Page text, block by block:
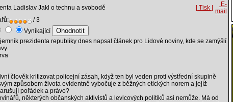
Ladislav Jakl o technu a svobodě | Tisk |
E-
mail
/ 3
Vynikající
prezidenta republiky dnes napsal článek pro Lidové noviny, kde se zamýšlí
člověk kritizovat policejní zásah, když ten byl veden proti výstřední skupině
způsobem života evidentně vybočuje z běžných etických norem a jejíž
pořádek a právo?
některých občanských aktivistů a levicových politiků asi nemůže. Má od